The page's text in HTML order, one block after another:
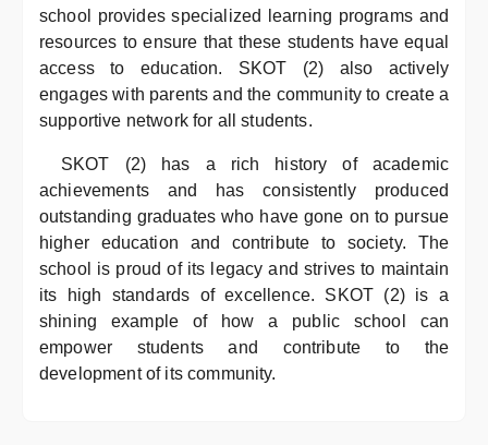
school provides specialized learning programs and
resources to ensure that these students have equal
access to education. SKOT (2) also actively
engages with parents and the community to create a
supportive network for all students.
SKOT (2) has a rich history of academic
achievements and has consistently produced
outstanding graduates who have gone on to pursue
higher education and contribute to society. The
school is proud of its legacy and strives to maintain
its high standards of excellence. SKOT (2) is a
shining example of how a public school can
empower students and contribute to the
development of its community.